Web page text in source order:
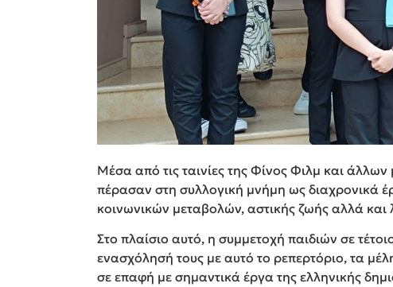
Μέσα από τις ταινίες της Φίνος Φιλμ και
πέρασαν στη συλλογική μνήμη ως διαχρονικά
κοινωνικών μεταβολών, αστικής ζωής αλλά
Στο πλαίσιο αυτό, η συμμετοχή παιδιών σε
ενασχόλησή τους με αυτό το ρεπερτόριο, τα
σε επαφή με σημαντικά έργα της ελληνικής